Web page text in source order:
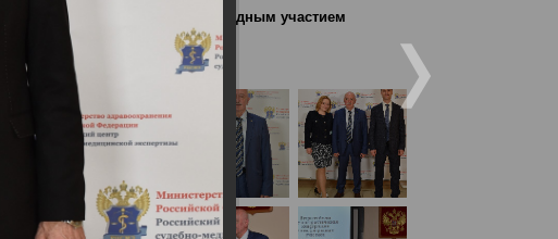
конференция с международным участием
подход» (День2)